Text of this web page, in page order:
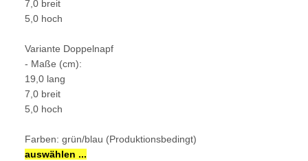
7,0 breit
5,0 hoch
Variante Doppelnapf
- Maße (cm):
19,0 lang
7,0 breit
5,0 hoch
Farben: grün/blau (Produktionsbedingt)
auswählen ...